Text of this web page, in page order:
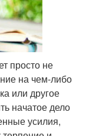
просто не
на чем-либо
или другое
начатое дело
усилия,